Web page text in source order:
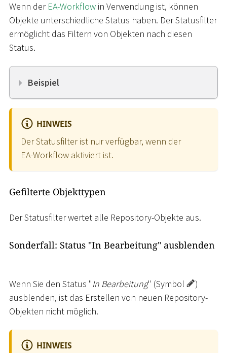
Wenn der EA-Workflow in Verwendung ist, können
Objekte unterschiedliche Status haben. Der Statusfilter
ermöglicht das Filtern von Objekten nach diesen
Status.
Beispiel
HINWEIS
Der Statusfilter ist nur verfügbar, wenn der
EA-Workflow aktiviert ist.
Gefilterte Objekttypen
Der Statusfilter wertet alle Repository-Objekte aus.
Sonderfall: Status "In Bearbeitung" ausblenden
Wenn Sie den Status "In Bearbeitung" (Symbol
)
ausblenden, ist das Erstellen von neuen Repository-
Objekten nicht möglich.
HINWEIS